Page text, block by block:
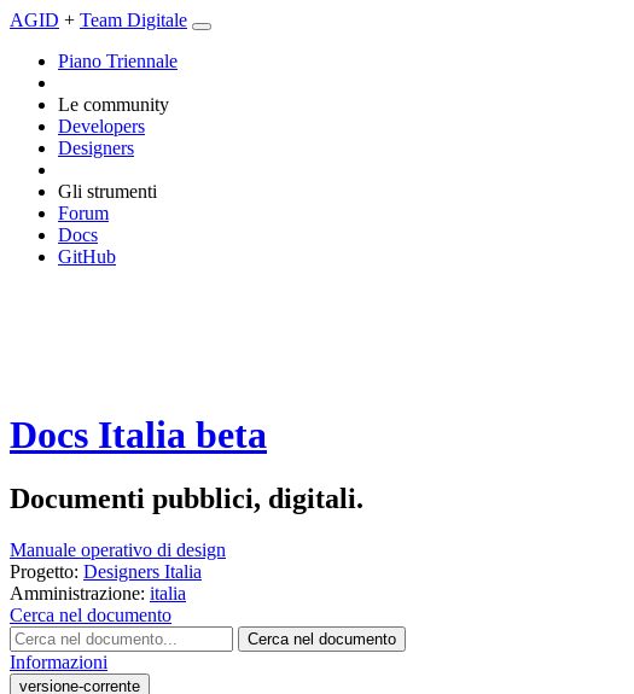
AGID + Team Digitale
Piano Triennale
Le community
Developers
Designers
Gli strumenti
Forum
Docs
GitHub
Docs Italia beta
Documenti pubblici, digitali.
Manuale operativo di design
Progetto: Designers Italia
Amministrazione: italia
Cerca nel documento
Cerca nel documento
Informazioni
versione-corrente